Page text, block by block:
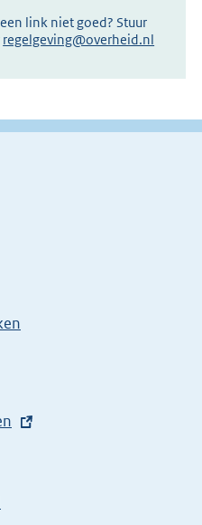
link niet goed? Stuur
regelgeving@overheid.nl